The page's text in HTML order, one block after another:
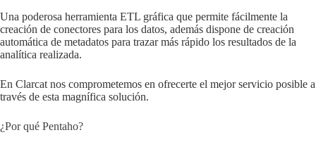
Una poderosa herramienta ETL gráfica que permite fácilmente la
creación de conectores para los datos, además dispone de creación
automática de metadatos para trazar más rápido los resultados de la
analítica realizada.
En Clarcat nos comprometemos en ofrecerte el mejor servicio posible a
través de esta magnífica solución.
¿Por qué Pentaho?